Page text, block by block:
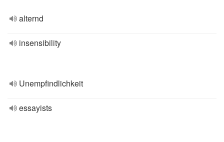
alternd
insensibility
Unempfindlichkeit
essayists